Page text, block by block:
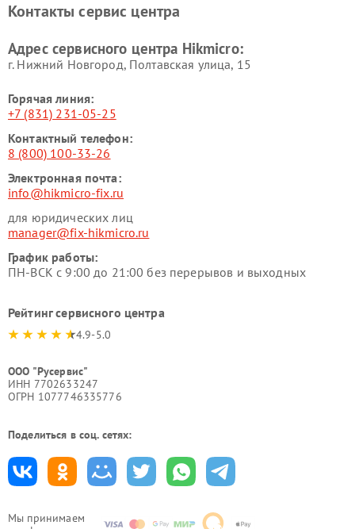
Мы принимаем
Контакты сервис центра
Адрес сервисного центра Hikmicro:
г. Нижний Новгород, Полтавская улица, 15
Горячая линия:
+7 (831) 231-05-25
Контактный телефон:
8 (800) 100-33-26
Электронная почта:
info@hikmicro-fix.ru
для юридических лиц
manager@fix-hikmicro.ru
График работы:
ПН-ВСК с 9:00 до 21:00 без перерывов и выходных
Рейтинг сервисного центра
4.9-5.0
ООО "Русервис"
ИНН 7702633247
ОГРН 1077746335776
Поделиться в соц. сетях: